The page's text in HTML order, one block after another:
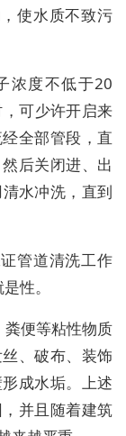
使水质不致污
浓度不低于20
可少许开启来
全部管段，直
后关闭进、出
水冲洗，直到
管道清洗工作
性。
便等粘性物质
、破布、装饰
成水垢。上述
并且随着建筑